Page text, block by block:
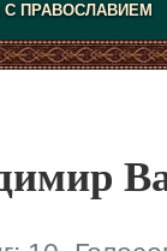
С ПРАВОСЛАВИЕМ